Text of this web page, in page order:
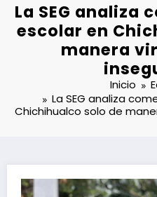
La SEG analiza
escolar en
manera
Inicio
La SEG analiza
Chichihualco solo de